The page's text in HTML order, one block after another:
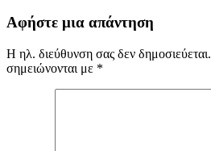
Αφήστε μια απάντηση
Η ηλ. διεύθυνση σας δεν δημοσιεύεται.
σημειώνονται με *